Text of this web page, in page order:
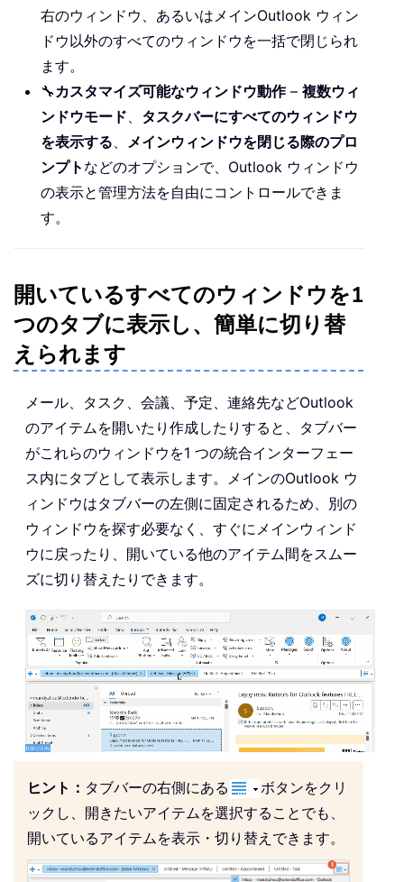
右のウィンドウ、あるいはメインOutlook ウィン
ドウ以外のすべてのウィンドウを一括で閉じられ
ます。
🔧 カスタマイズ可能なウィンドウ動作– 複数ウィ
ンドウモード
タスクバーにすべてのウィンドウ
を表示する
メインウィンドウを閉じる際のプロ
ンプト などのオプションで、Outlook ウィンドウ
の表示と管理方法を自由にコントロールできま
す。
開いているすべてのウィンドウを1
つのタブに表示し、簡単に切り替
えられます
メール、タスク、会議、予定、連絡先などOutlook
のアイテムを開いたり作成したりすると、タブバー
がこれらのウィンドウを1 つの統合インターフェー
ス内にタブとして表示します。メインのOutlook ウ
ィンドウはタブバーの左側に固定されるため、別の
ウィンドウを探す必要なく、すぐにメインウィンド
ウに戻ったり、開いている他のアイテム間をスムー
ズに切り替えたりできます。
ヒント： タブバーの右側にある
ボタンをクリ
ックし、開きたいアイテムを選択することでも、
開いているアイテムを表示・切り替えできます。